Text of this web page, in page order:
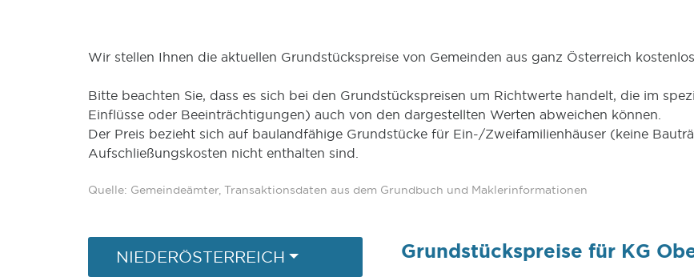
Wir stellen Ihnen die aktuellen Grundstückspreise von Gemeinden aus ganz Österreich
Bitte beachten Sie, dass es sich bei den Grundstückspreisen um Richtwerte handelt, die im
Einflüsse oder Beeinträchtigungen) auch von den dargestellten Werten abweichen können.
Der Preis bezieht sich auf baulandfähige Grundstücke für Ein-/Zweifamilienhäuser (keine
Aufschließungskosten nicht enthalten sind.
Quelle: Gemeindeämter, Transaktionsdaten aus dem Grundbuch und Maklerinformationen
NIEDERÖSTERREICH Grundstückspreise für KG